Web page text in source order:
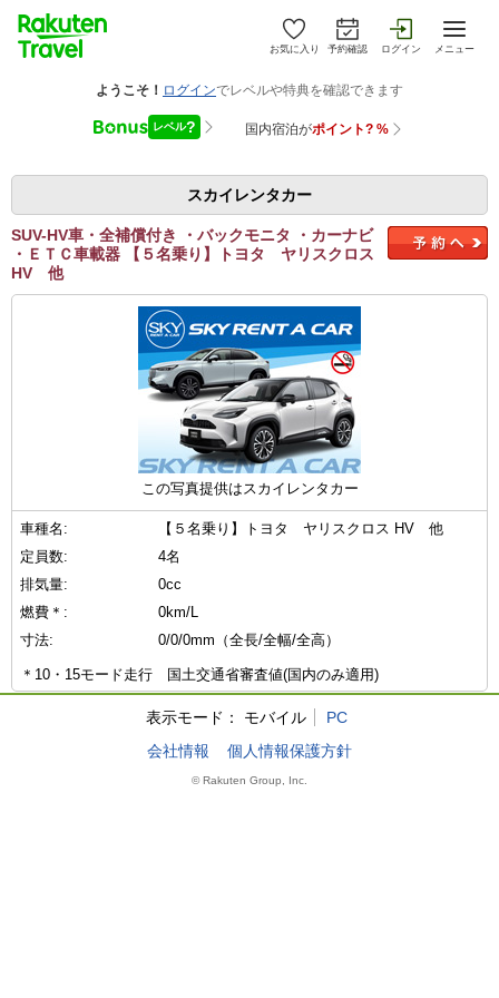
お気に入り 予約確認 ログイン メニュー
スカイレンタカー
SUV-HV車・全補償付き ・バックモニタ ・カーナビ
・ＥＴＣ車載器 【５名乗り】トヨタ ヤリスクロス
HV 他
この写真提供はスカイレンタカー
車種名:
【５名乗り】トヨタ ヤリスクロス HV 他
定員数:
4名
排気量:
0cc
燃費＊:
0km/L
寸法:
0/0/0mm（全長/全幅/全高）
＊10・15モード走行 国土交通省審査値(国内のみ適用)
表示モード： モバイル
PC
会社情報
個人情報保護方針
© Rakuten Group, Inc.